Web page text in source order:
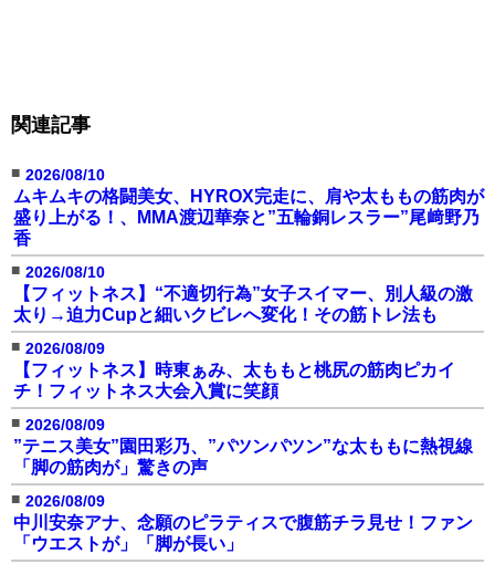
関連記事
■ 2026/08/10
ムキムキの格闘美女、HYROX完走に、肩や太ももの筋肉が
盛り上がる！、MMA渡辺華奈と”五輪銅レスラー”尾﨑野乃
香
■ 2026/08/10
【フィットネス】“不適切行為”女子スイマー、別人級の激
太り→迫力Cupと細いクビレへ変化！その筋トレ法も
■ 2026/08/09
【フィットネス】時東ぁみ、太ももと桃尻の筋肉ピカイ
チ！フィットネス大会入賞に笑顔
■ 2026/08/09
”テニス美女”園田彩乃、”パツンパツン”な太ももに熱視線
「脚の筋肉が」驚きの声
■ 2026/08/09
中川安奈アナ、念願のピラティスで腹筋チラ見せ！ファン
「ウエストが」「脚が長い」